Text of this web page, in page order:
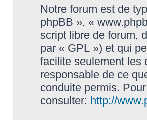
Notre forum est de
phpBB », «
script libre de forum,
par « GPL ») et qui
facilite seulement les
responsable de ce
conduite permis.
consulter: http://